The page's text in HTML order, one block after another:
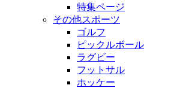
特集ページ
その他スポーツ
ゴルフ
ピックルボール
ラグビー
フットサル
ホッケー